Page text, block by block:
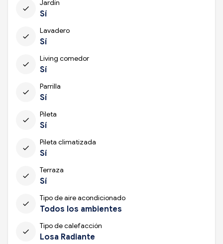
check
Jardín
Sí
check
Lavadero
Sí
check
Living comedor
Sí
check
Parrilla
Sí
check
Pileta
Sí
check
Pileta climatizada
Sí
check
Terraza
Sí
check
Tipo de aire acondicionado
Todos los ambientes
check
Tipo de calefacción
Losa Radiante